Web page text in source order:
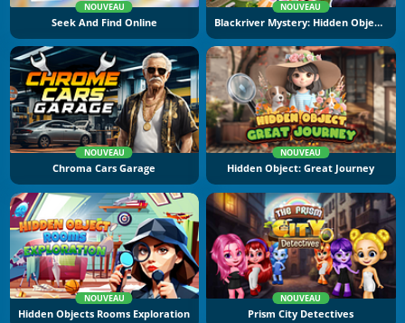
NOUVEAU
Seek And Find Online
NOUVEAU
Blackriver Mystery: Hidden Objects
NOUVEAU
Chroma Cars Garage
NOUVEAU
Hidden Object: Great Journey
NOUVEAU
Hidden Objects Rooms Exploration
NOUVEAU
Prism City Detectives